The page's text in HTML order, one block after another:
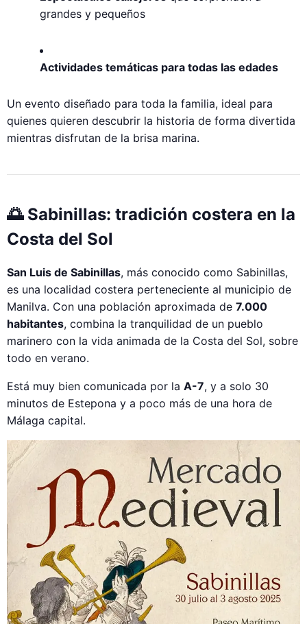
grandes y pequeños
Actividades temáticas para todas las edades
Un evento diseñado para toda la familia, ideal para
quienes quieren descubrir la historia de forma divertida
mientras disfrutan de la brisa marina.
🌅 Sabinillas: tradición costera en la
Costa del Sol
San Luis de Sabinillas, más conocido como Sabinillas,
es una localidad costera perteneciente al municipio de
Manilva. Con una población aproximada de 7.000
habitantes, combina la tranquilidad de un pueblo
marinero con la vida animada de la Costa del Sol, sobre
todo en verano.
Está muy bien comunicada por la A-7, y a solo 30
minutos de Estepona y a poco más de una hora de
Málaga capital.